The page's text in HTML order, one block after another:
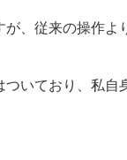
、従来の操作
いており、私